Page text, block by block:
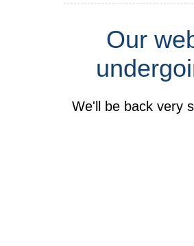
Our
We'll be back very